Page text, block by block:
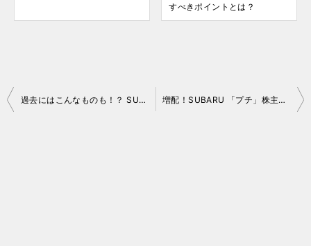
すべきポイントとは？
投
過去にはこんなものも！？ SUBARU（富士重工）のクルマ以外の製品 増配！SUBARU 「プチ」株主の配当金 2022